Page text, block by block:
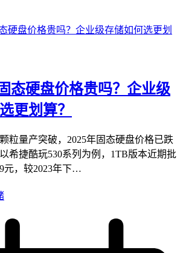
态硬盘价格贵吗？企业级
更划算？
粒量产突破，2025年固态硬盘价格已跌
希捷酷玩530系列为例，1TB版本近期批
元，较2023年下…